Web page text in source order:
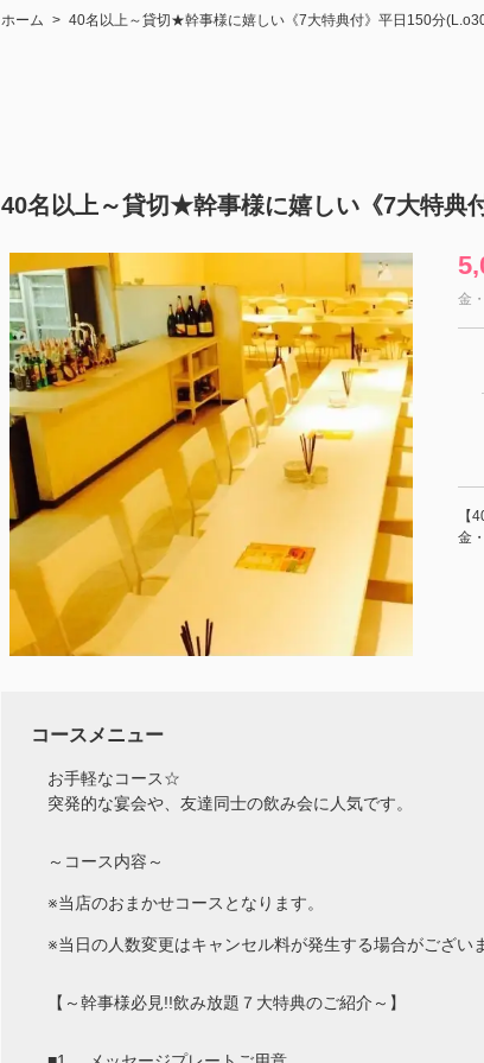
ホーム 40名以上～貸切★幹事様に嬉しい《7大特典付》平日150分
40名以上～貸切★幹事様に嬉しい《7大特典
金
【
金
コースメニュー
お手軽なコース☆
突発的な宴会や、友達同士の飲み会に人気です。
～コース内容～
※当店のおまかせコースとなります。
※当日の人数変更はキャンセル料が発生する場合がござい
【～幹事様必見!!飲み放題７大特典のご紹介～】